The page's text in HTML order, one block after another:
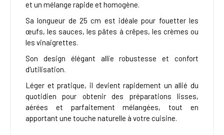
et un mélange rapide et homogène.
Sa longueur de 25 cm est idéale pour fouetter les
œufs, les sauces, les pâtes à crêpes, les crèmes ou
les vinaigrettes.
Son design élégant allie robustesse et confort
d'utilisation.
Léger et pratique, il devient rapidement un allié du
quotidien pour obtenir des préparations lisses,
aérées et parfaitement mélangées, tout en
apportant une touche naturelle à votre cuisine.